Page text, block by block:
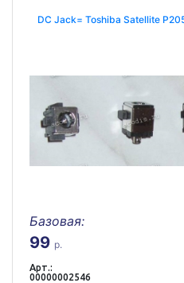
DC Jack= Toshiba Satellite
Базовая:
99 р.
Арт.:
00000002546